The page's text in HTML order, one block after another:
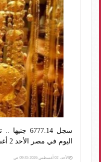
اليوم في مصر الأحد 2 أغسطس 2026
الأحد، 02 أغسطس 2026 09:35 ص